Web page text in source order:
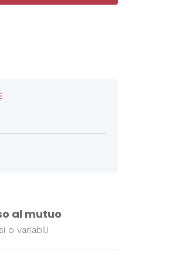
al mutuo
o variabili